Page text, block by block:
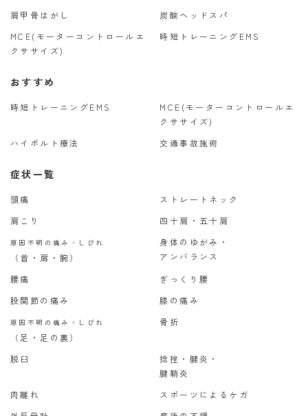
肩甲骨はがし
炭酸ヘッドスパ
MCE(モーターコントロールエ
クササイズ)
時短トレーニングEMS
おすすめ
時短トレーニングEMS
MCE(モーターコントロールエ
クササイズ)
ハイボルト療法
交通事故施術
症状一覧
頭痛
ストレートネック
肩こり
四十肩・五十肩
原因不明の痛み・しびれ
（首・肩・腕）
身体のゆがみ・
アンバランス
腰痛
ぎっくり腰
股関節の痛み
膝の痛み
原因不明の痛み・しびれ
（足・足の裏）
骨折
脱臼
捻挫・腱炎・
腱鞘炎
肉離れ
スポーツによるケガ